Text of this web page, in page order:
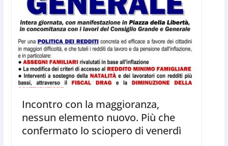
Incontro con la maggioranza,
nessun elemento nuovo. Più che
confermato lo sciopero di venerdì